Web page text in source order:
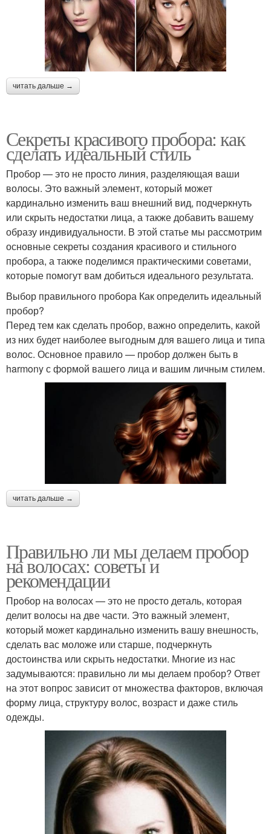
читать дальше →
Секреты красивого пробора: как
сделать идеальный стиль
Пробор — это не просто линия, разделяющая ваши
волосы. Это важный элемент, который может
кардинально изменить ваш внешний вид, подчеркнуть
или скрыть недостатки лица, а также добавить вашему
образу индивидуальности. В этой статье мы рассмотрим
основные секреты создания красивого и стильного
пробора, а также поделимся практическими советами,
которые помогут вам добиться идеального результата.
Выбор правильного пробора Как определить идеальный
пробор?
Перед тем как сделать пробор, важно определить, какой
из них будет наиболее выгодным для вашего лица и типа
волос. Основное правило — пробор должен быть в
harmony с формой вашего лица и вашим личным стилем.
читать дальше →
Правильно ли мы делаем пробор
на волосах: советы и
рекомендации
Пробор на волосах — это не просто деталь, которая
делит волосы на две части. Это важный элемент,
который может кардинально изменить вашу внешность,
сделать вас моложе или старше, подчеркнуть
достоинства или скрыть недостатки. Многие из нас
задумываются: правильно ли мы делаем пробор? Ответ
на этот вопрос зависит от множества факторов, включая
форму лица, структуру волос, возраст и даже стиль
одежды.